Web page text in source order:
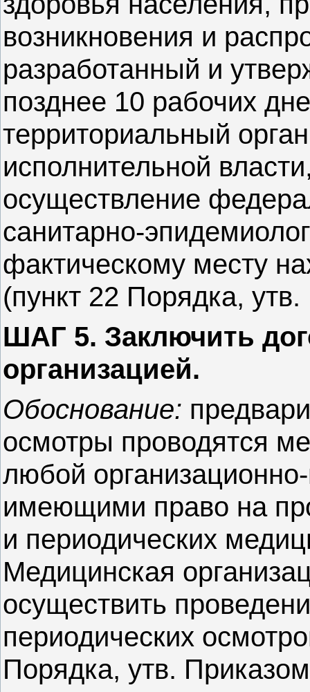
возникновения и
разработанный и
позднее 10 рабочих
территориальный
исполнительной
осуществление
санитарно-
фактическому месту
(пункт 22 Порядка,
ШАГ 5. Заключить
организацией.
Обоснование:
осмотры проводятся
любой
имеющими право на
и периодических
Медицинская
осуществить
периодических
Порядка, утв.